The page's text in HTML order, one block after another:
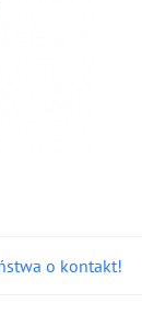
o kontakt!